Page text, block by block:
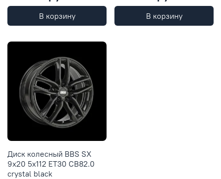
В корзину В корзину
Диск колесный BBS SX
9x20 5x112 ET30 CB82.0
crystal black